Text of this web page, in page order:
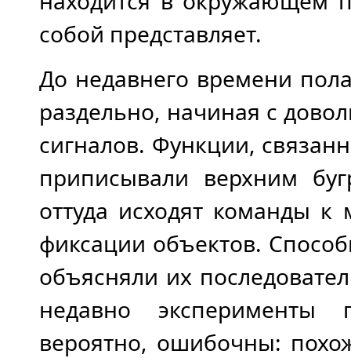
собой представляет.
До недавнего времени
раздельно, начиная с
сигналов. Функции,
приписывали верхним
оттуда исходят команды
фиксации объектов.
объясняли их
недавно эксперименты
вероятно, ошибочны: